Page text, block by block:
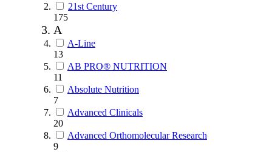
21st Century
175
A
A-Line
13
AB PRO® NUTRITION
11
Absolute Nutrition
7
Advanced Clinicals
20
Advanced Orthomolecular Research
9